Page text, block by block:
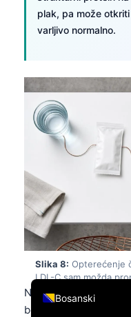
plak, pa može
varljivo normalno.
Slika 8: Opterećenje
LDL-C sam možda
Ne-HDL-C je
bogata trigliceridima
Bosanski
English
Deutsch
Français
עִבְרִית
Español
Português
Ελληνικά
简体中文